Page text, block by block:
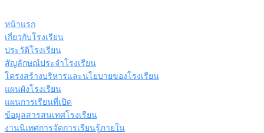
to
content
หน้าแรก
เกี่ยวกับโรงเรียน
ประวัติโรงเรียน
สัญลักษณ์ประจำโรงเรียน
โครงสร้างบริหารและนโยบายของโรงเรียน
แผนผังโรงเรียน
แผนการเรียนที่เปิด
ข้อมูลสารสนเทศโรงเรียน
งานนิเทศการจัดการเรียนรู้ภายใน